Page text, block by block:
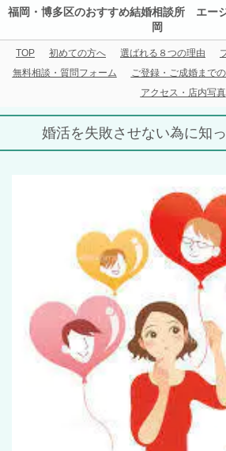
福岡・博多区のおすすめ結婚相談所 エー
岡
TOP 初めての方へ 選ばれる８つの理由
無料相談・質問フォーム
ご登録・ご成婚まで
アクセス・店内写真
婚活を失敗させない為に知っ